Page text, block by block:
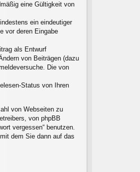
eine Gültigkeit von
ein eindeutiger
vor deren Eingabe
als Entwurf
von Beiträgen (dazu
Die von
Status von Ihren
von Webseiten zu
von phpBB
vergessen“ benutzen.
dem Sie dann auf das